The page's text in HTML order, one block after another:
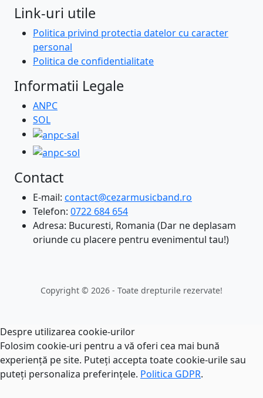
Link-uri utile
Politica privind protectia datelor cu caracter
personal
Politica de confidentialitate
Informatii Legale
ANPC
SOL
Contact
E-mail: contact@cezarmusicband.ro
Telefon: 0722 684 654
Adresa: Bucuresti, Romania (Dar ne deplasam
oriunde cu placere pentru evenimentul tau!)
Copyright © 2026 - Toate drepturile rezervate!
Despre utilizarea cookie-urilor
Folosim cookie-uri pentru a vă oferi cea mai bună
experiență pe site. Puteți accepta toate cookie-urile sau
puteți personaliza preferințele. Politica GDPR.